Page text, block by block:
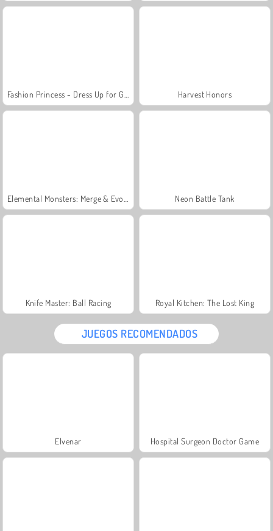
Harvest Honors
Neon Battle Tank
Knife Master: Ball Racing Royal Kitchen: The Lost King
JUEGOS RECOMENDADOS
Elvenar Hospital Surgeon Doctor Game